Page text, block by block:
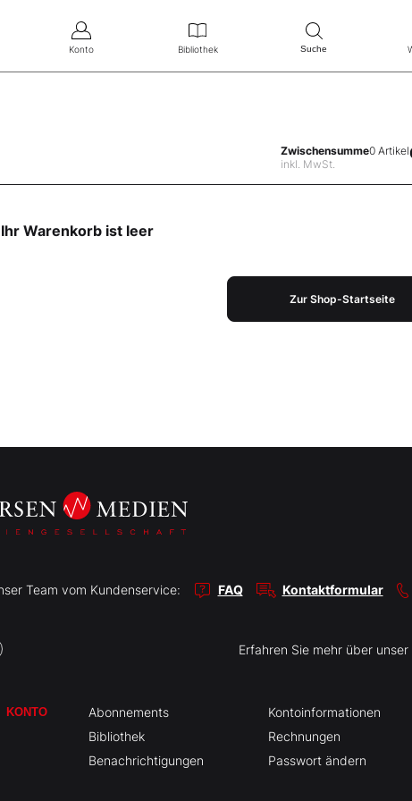
Konto Bibliothek Suche
Zwischensumme
inkl. MwSt.
0 Artikel
Ihr Warenkorb ist leer
Zur Shop-Startseite
Team vom Kundenservice: FAQ Kontaktformular
Erfahren Sie mehr über
KONTO
Abonnements
Bibliothek
Benachrichtigungen
Kontoinformationen
Rechnungen
Passwort ändern